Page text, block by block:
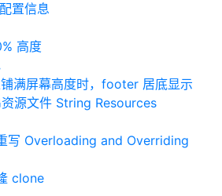
置信息
高度
满屏幕高度时，footer 居底显示
源文件 String Resources
写 Overloading and Overriding
clone